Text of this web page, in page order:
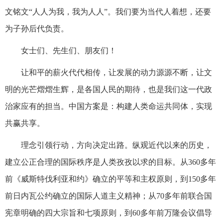
文铭文“人人为我，我为人人”。我们要为当代人着想，还要
为子孙后代负责。
女士们、先生们、朋友们！
让和平的薪火代代相传，让发展的动力源源不断，让文
明的光芒熠熠生辉，是各国人民的期待，也是我们这一代政
治家应有的担当。中国方案是：构建人类命运共同体，实现
共赢共享。
理念引领行动，方向决定出路。纵观近代以来的历史，
建立公正合理的国际秩序是人类孜孜以求的目标。从360多年
前《威斯特伐利亚和约》确立的平等和主权原则，到150多年
前日内瓦公约确立的国际人道主义精神；从70多年前联合国
宪章明确的四大宗旨和七项原则，到60多年前万隆会议倡导